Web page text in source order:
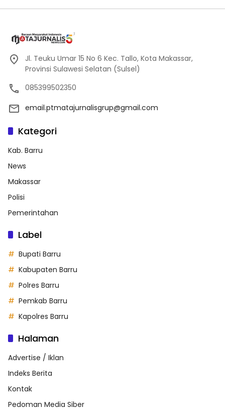
Jl. Teuku Umar 15 No 6 Kec. Tallo, Kota Makassar,
Provinsi Sulawesi Selatan (Sulsel)
085399502350
email.ptmatajurnalisgrup@gmail.com
Kategori
Kab. Barru
News
Makassar
Polisi
Pemerintahan
Label
Bupati Barru
Kabupaten Barru
Polres Barru
Pemkab Barru
Kapolres Barru
Halaman
Advertise / Iklan
Indeks Berita
Kontak
Pedoman Media Siber